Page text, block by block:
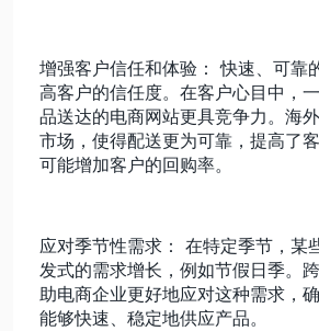
增强客户信任和体验： 快速、可靠
高客户的信任度。在客户心目中，
品送达的电商网站更具竞争力。海
市场，使得配送更为可靠，提高了
可能增加客户的回购率。
应对季节性需求： 在特定季节，某
发式的需求增长，例如节假日季。
助电商企业更好地应对这种需求，
能够快速、稳定地供应产品。